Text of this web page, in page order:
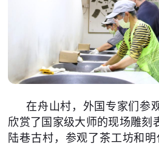
在舟山村，外国专家们参
欣赏了国家级大师的现场雕刻
陆巷古村，参观了茶工坊和